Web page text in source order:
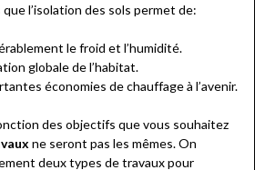
l’isolation des sols permet de:
le froid et l’humidité.
globale de l’habitat.
économies de chauffage à l’avenir.
des objectifs que vous souhaitez
ne seront pas les mêmes. On
deux types de travaux pour